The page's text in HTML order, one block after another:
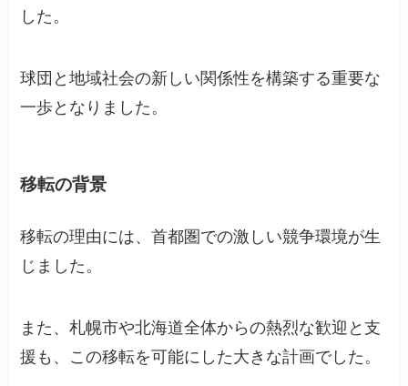
した。
球団と地域社会の新しい関係性を構築する重要な
一歩となりました。
移転の背景
移転の理由には、首都圏での激しい競争環境が生
じました。
また、札幌市や北海道全体からの熱烈な歓迎と支
援も、この移転を可能にした大きな計画でした。